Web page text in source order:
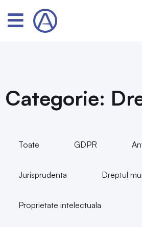
Categorie:
Toate GDPR
Jurisprudenta Dreptul
Proprietate intelectuala